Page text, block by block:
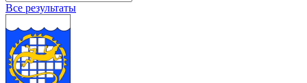
Все результаты